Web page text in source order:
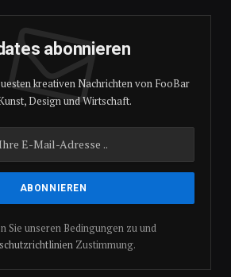
abonnieren
kreativen Nachrichten von FooBar
Design und Wirtschaft.
Sie unseren Bedingungen zu und
Zustimmung.